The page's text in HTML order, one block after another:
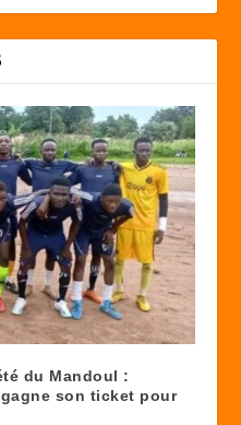
du Mandoul :
son ticket pour